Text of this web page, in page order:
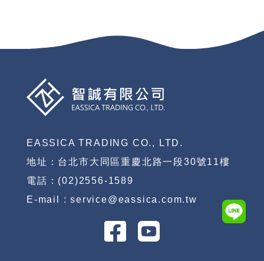
EASSICA TRADING CO., LTD.
地址：台北市大同區重慶北路一段30號11樓
電話：(02)2556-1589
E-mail : service@eassica.com.tw